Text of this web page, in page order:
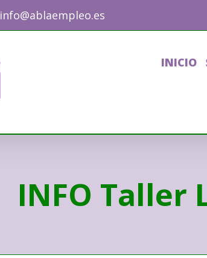
info@ablaempleo.es
INICIO
INFO Taller